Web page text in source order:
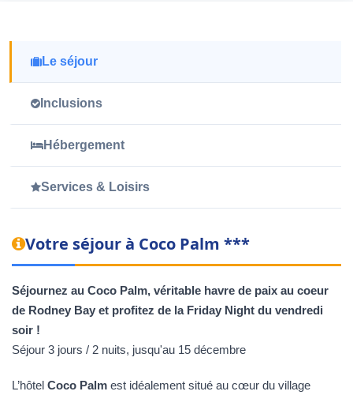
Le séjour
Inclusions
Hébergement
Services & Loisirs
Votre séjour à Coco Palm ***
Séjournez au Coco Palm, véritable havre de paix au coeur
de Rodney Bay et profitez de la Friday Night du vendredi
soir !
Séjour 3 jours / 2 nuits, jusqu'au 15 décembre
L’hôtel Coco Palm est idéalement situé au cœur du village